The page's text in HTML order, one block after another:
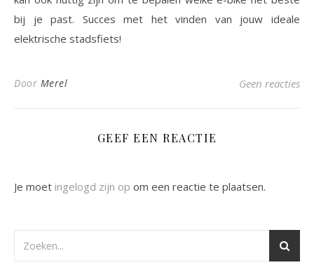
bij je past. Succes met het vinden van jouw ideale
elektrische stadsfiets!
Door Merel Geen reacties
GEEF EEN REACTIE
Je moet ingelogd zijn op om een reactie te plaatsen.